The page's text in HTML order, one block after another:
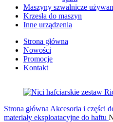
Maszyny szwalnicze
Krzesła do maszyn
Inne urządzenia
Strona główna
Nowości
Promocje
Kontakt
Strona główna Akcesoria i części
materiały eksploatacyjne do haftu